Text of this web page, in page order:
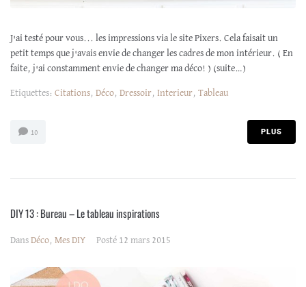
J'ai testé pour vous... les impressions via le site Pixers. Cela faisait un
petit temps que j'avais envie de changer les cadres de mon intérieur. ( En
faite, j'ai constamment envie de changer ma déco! ) (suite…)
Etiquettes: Citations, Déco, Dressoir, Interieur, Tableau
10 PLUS
DIY 13 : Bureau – Le tableau inspirations
Dans Déco, Mes DIY Posté 12 mars 2015